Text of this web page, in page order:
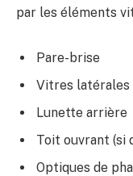
par les éléments
Pare-brise
Vitres latérales
Lunette arrière
Toit ouvrant (si
Optiques de